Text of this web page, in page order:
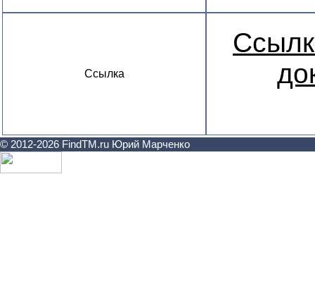
Ссылка
© 2012-2026 FindTM.ru Юрий Марченко